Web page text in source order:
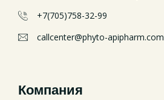
+7(705)758-32-99
callcenter@phyto-apipharm.com
Компания